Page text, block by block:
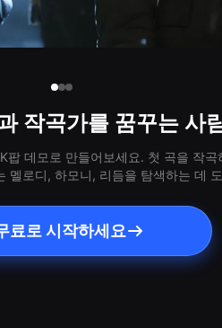
작곡가를 꿈꾸는 사
데모로 만들어보세요. 첫 곡을 작
멜로디, 하모니, 리듬을 탐색하는 데
료로 시작하세요